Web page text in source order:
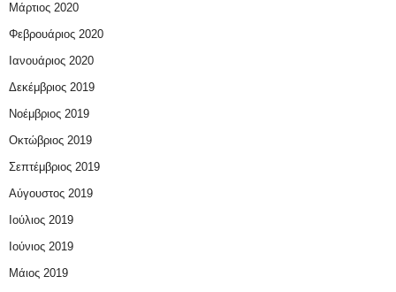
Μάρτιος 2020
Φεβρουάριος 2020
Ιανουάριος 2020
Δεκέμβριος 2019
Νοέμβριος 2019
Οκτώβριος 2019
Σεπτέμβριος 2019
Αύγουστος 2019
Ιούλιος 2019
Ιούνιος 2019
Μάιος 2019